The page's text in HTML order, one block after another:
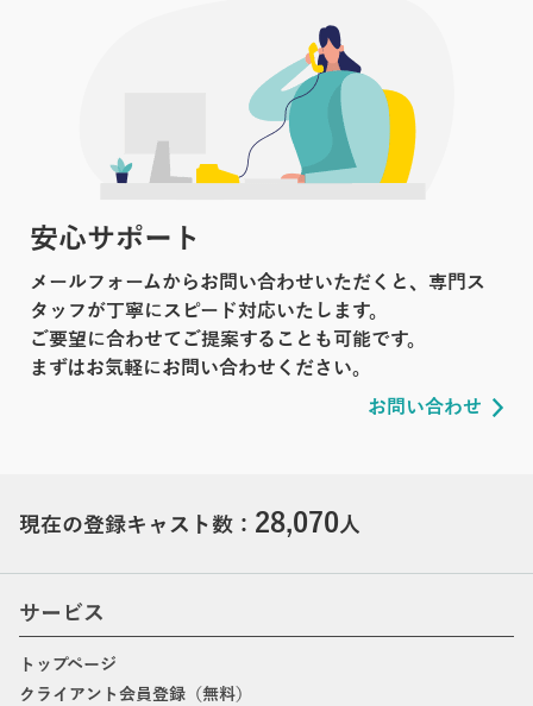
安心サポート
メールフォームからお問い合わせいただくと、専門ス
タッフが丁寧にスピード対応いたします。
ご要望に合わせてご提案することも可能です。
まずはお気軽にお問い合わせください。
お問い合わせ
現在の登録キャスト数： 28,070人
サービス
トップページ
クライアント会員登録（無料）